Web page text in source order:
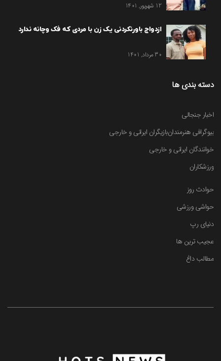
12 شهریور, 1401
ازدواج باورنکردنی یک زن با مردی که فک وچانه ندارد
30 مرداد, 1401
دسته بندی ها
اخبار جنجالی
بیوگرافی هنرمندانبازیگران ایرانی و خارجی
خوانندگان ایرانی و خارجی
ورزشکاران
حوادث روز
حواشی ورزشی
دنیای رپ
عجیب ترین ها
مطالب داغ